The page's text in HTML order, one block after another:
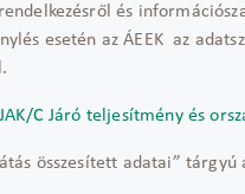
és
esetén az ÁEEK az
C Járó teljesítmény és
összesített adatai”